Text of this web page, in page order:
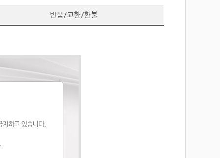
Solid Abutment ...
반품/교환/환불